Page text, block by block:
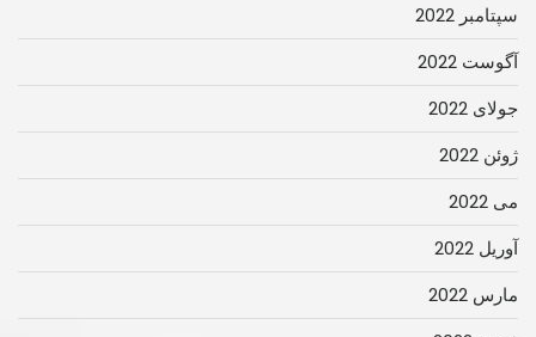
سپتامبر 2022
آگوست 2022
جولای 2022
ژوئن 2022
می 2022
آوریل 2022
مارس 2022